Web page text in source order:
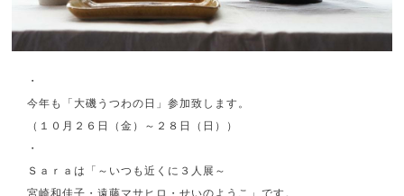
・
今年も「大磯うつわの日」参加致します。
（１０月２６日（金）～２８日（日））
・
Ｓａｒａは「～いつも近くに３人展～
宮崎和佳子・遠藤マサヒロ・せいのようこ」です。